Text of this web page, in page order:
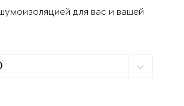
для вас и вашей